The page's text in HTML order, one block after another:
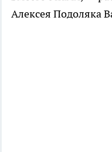
Алексея Подоляка